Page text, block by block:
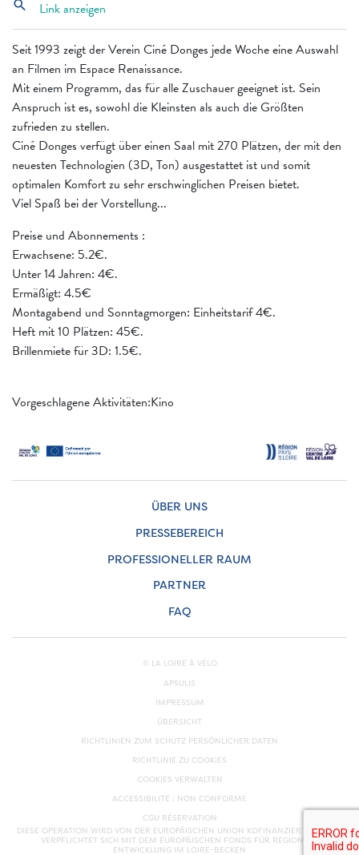
Seit 1993 zeigt der Verein Ciné Donges jede Woche eine Auswahl
an Filmen im Espace Renaissance.
Mit einem Programm, das für alle Zuschauer geeignet ist. Sein
Anspruch ist es, sowohl die Kleinsten als auch die Größten
zufrieden zu stellen.
Ciné Donges verfügt über einen Saal mit 270 Plätzen, der mit den
neuesten Technologien (3D, Ton) ausgestattet ist und somit
optimalen Komfort zu sehr erschwinglichen Preisen bietet.
Viel Spaß bei der Vorstellung...
Preise und Abonnements :
Erwachsene: 5.2€.
Unter 14 Jahren: 4€.
Ermäßigt: 4.5€
Montagabend und Sonntagmorgen: Einheitstarif 4€.
Heft mit 10 Plätzen: 45€.
Brillenmiete für 3D: 1.5€.
Vorgeschlagene Aktivitäten:Kino
search Link anzeigen
ÜBER UNS
PRESSEBEREICH
PROFESSIONELLER RAUM
PARTNER
FAQ
© LA LOIRE À VÉLO
APSULIS
IMPRESSUM
ÜBERSICHT
RICHTLINIEN ZUM SCHUTZ PERSÖNLICHER DATEN
RICHTLINIE ZU COOKIES
COOKIES VERWALTEN
ACCESSIBILITÉ : NON CONFORME
CGU RÉSERVATION
DIESE OPERATION WIRD VON DER EUROPÄISCHEN UNION KOFINANZIERT. EUROPA
VERPFLICHTET SICH MIT DEM EUROPÄISCHEN FONDS FÜR REGIONALE
ENTWICKLUNG IM LOIRE-BECKEN